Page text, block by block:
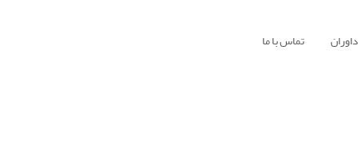
داوران تماس با ما